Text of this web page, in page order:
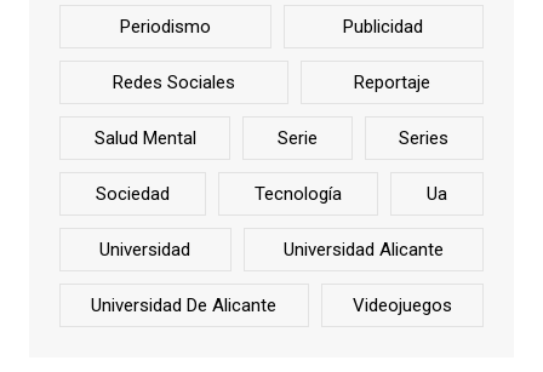
Periodismo Publicidad
Redes Sociales Reportaje
Salud Mental Serie Series
Sociedad Tecnología Ua
Universidad Universidad Alicante
Universidad De Alicante Videojuegos